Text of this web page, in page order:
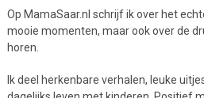
Op MamaSaar.nl schrijf ik over het
mooie momenten, maar ook over de
horen.
Ik deel herkenbare verhalen, leuke